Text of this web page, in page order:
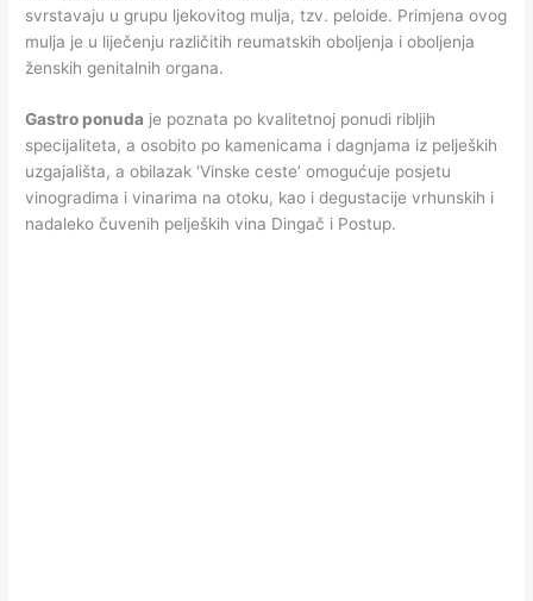
svrstavaju u grupu ljekovitog mulja, tzv. peloide. Primjena ovog
mulja je u liječenju različitih reumatskih oboljenja i oboljenja
ženskih genitalnih organa.
Gastro ponuda je poznata po kvalitetnoj ponudi ribljih
specijaliteta, a osobito po kamenicama i dagnjama iz peljeških
uzgajališta, a obilazak ‘Vinske ceste’ omogućuje posjetu
vinogradima i vinarima na otoku, kao i degustacije vrhunskih i
nadaleko čuvenih peljeških vina Dingač i Postup.